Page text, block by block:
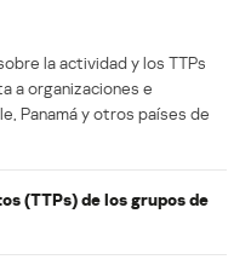
la actividad y los TTPs
a organizaciones e
Panamá y otros países de
(TTPs) de los grupos de